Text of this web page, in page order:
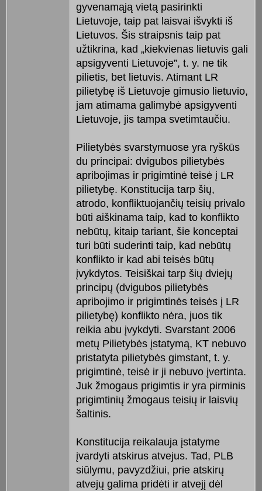
gyvenamąją vietą pasirinkti
Lietuvoje, taip pat laisvai išvykti iš
Lietuvos. Šis straipsnis taip pat
užtikrina, kad „kiekvienas lietuvis gali
apsigyventi Lietuvoje”, t. y. ne tik
pilietis, bet lietuvis. Atimant LR
pilietybę iš Lietuvoje gimusio lietuvio,
jam atimama galimybė apsigyventi
Lietuvoje, jis tampa svetimtaučiu.
Pilietybės svarstymuose yra ryškūs
du principai: dvigubos pilietybės
apribojimas ir prigimtinė teisė į LR
pilietybę. Konstitucija tarp šių,
atrodo, konfliktuojančių teisių privalo
būti aiškinama taip, kad to konflikto
nebūtų, kitaip tariant, šie konceptai
turi būti suderinti taip, kad nebūtų
konflikto ir kad abi teisės būtų
įvykdytos. Teisiškai tarp šių dviejų
principų (dvigubos pilietybės
apribojimo ir prigimtinės teisės į LR
pilietybę) konflikto nėra, juos tik
reikia abu įvykdyti. Svarstant 2006
metų Pilietybės įstatymą, KT nebuvo
pristatyta pilietybės gimstant, t. y.
prigimtinė, teisė ir ji nebuvo įvertinta.
Juk žmogaus prigimtis ir yra pirminis
prigimtinių žmogaus teisių ir laisvių
šaltinis.
Konstitucija reikalauja įstatyme
įvardyti atskirus atvejus. Tad, PLB
siūlymu, pavyzdžiui, prie atskirų
atvejų galima pridėti ir atvejį dėl